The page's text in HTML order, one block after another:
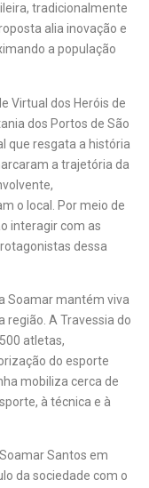
tradicionalmente
alia inovação e
a população
Virtual dos Heróis de
dos Portos de São
que resgata a história
a trajetória da
o local. Por meio de
interagir com as
dessa
Soamar mantém viva
região. A Travessia do
atletas,
do esporte
mobiliza cerca de
à técnica e à
Santos em
da sociedade com o